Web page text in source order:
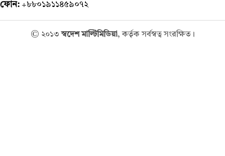
ফোন: +৮৮০১৯১১৪৫৯০৭২
© ২০১৩স্বদেশ মাল্টিমিডিয়া, কর্তৃক সর্বস্বত্ব সংরক্ষিত।